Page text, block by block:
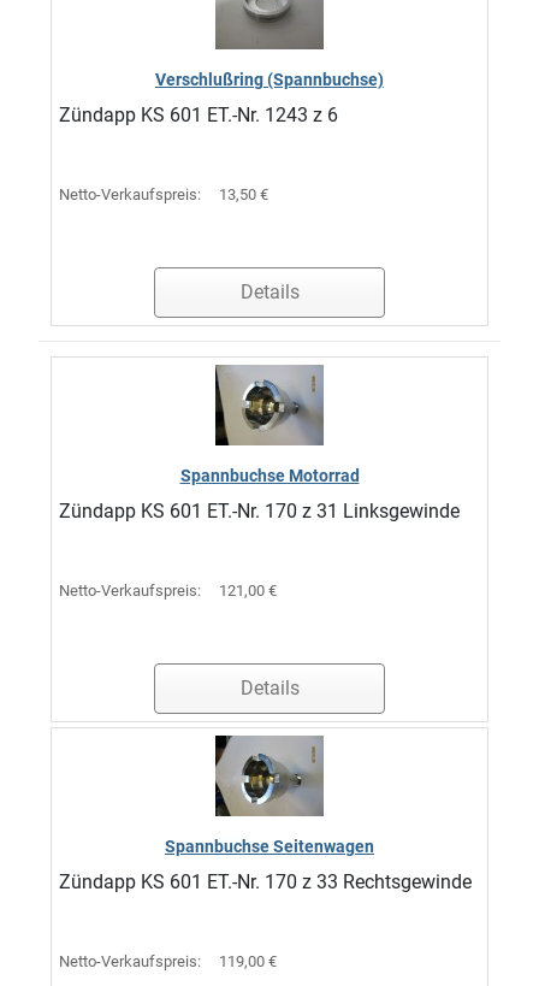
Verschlußring (Spannbuchse)
Zündapp KS 601 ET.-Nr. 1243 z 6
Netto-Verkaufspreis: 13,50 €
Details
Spannbuchse Motorrad
Zündapp KS 601 ET.-Nr. 170 z 31 Linksgewinde
Netto-Verkaufspreis: 121,00 €
Details
Spannbuchse Seitenwagen
Zündapp KS 601 ET.-Nr. 170 z 33 Rechtsgewinde
Netto-Verkaufspreis: 119,00 €